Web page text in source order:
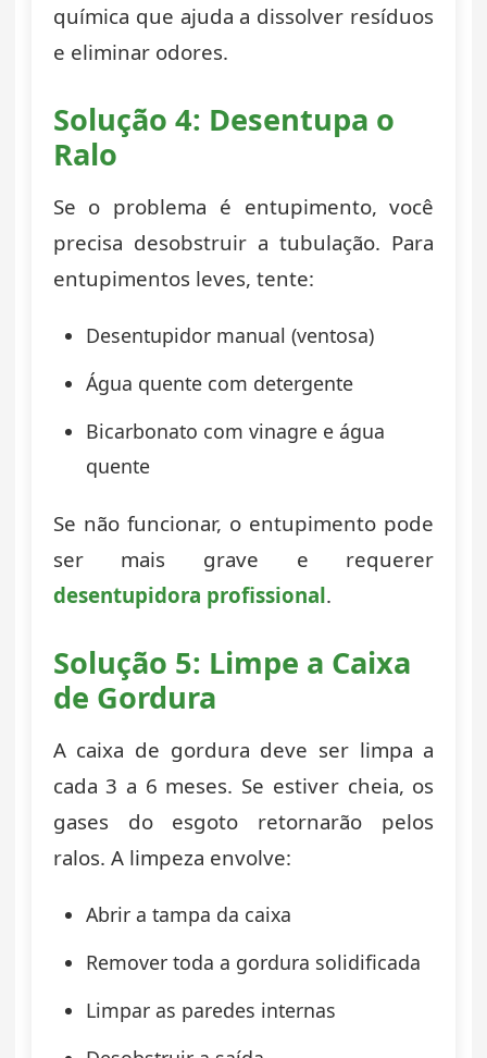
química que ajuda a dissolver resíduos
e eliminar odores.
Solução 4: Desentupa o
Ralo
Se o problema é entupimento, você
precisa desobstruir a tubulação. Para
entupimentos leves, tente:
Desentupidor manual (ventosa)
Água quente com detergente
Bicarbonato com vinagre e água
quente
Se não funcionar, o entupimento pode
ser mais grave e requerer
desentupidora profissional.
Solução 5: Limpe a Caixa
de Gordura
A caixa de gordura deve ser limpa a
cada 3 a 6 meses. Se estiver cheia, os
gases do esgoto retornarão pelos
ralos. A limpeza envolve:
Abrir a tampa da caixa
Remover toda a gordura solidificada
Limpar as paredes internas